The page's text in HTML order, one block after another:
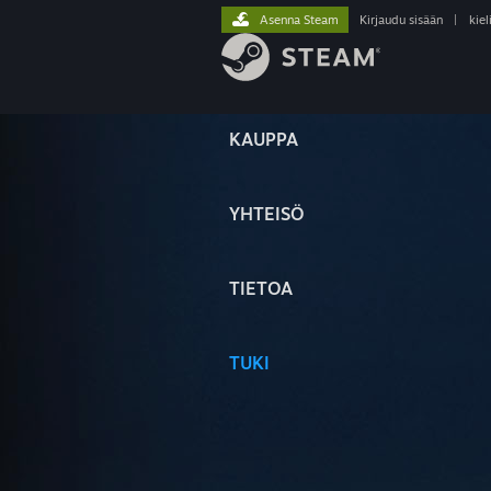
KAUPPA
YHTEISÖ
TIETOA
TUKI
Asenna Steam Kirjaudu sisään kieli